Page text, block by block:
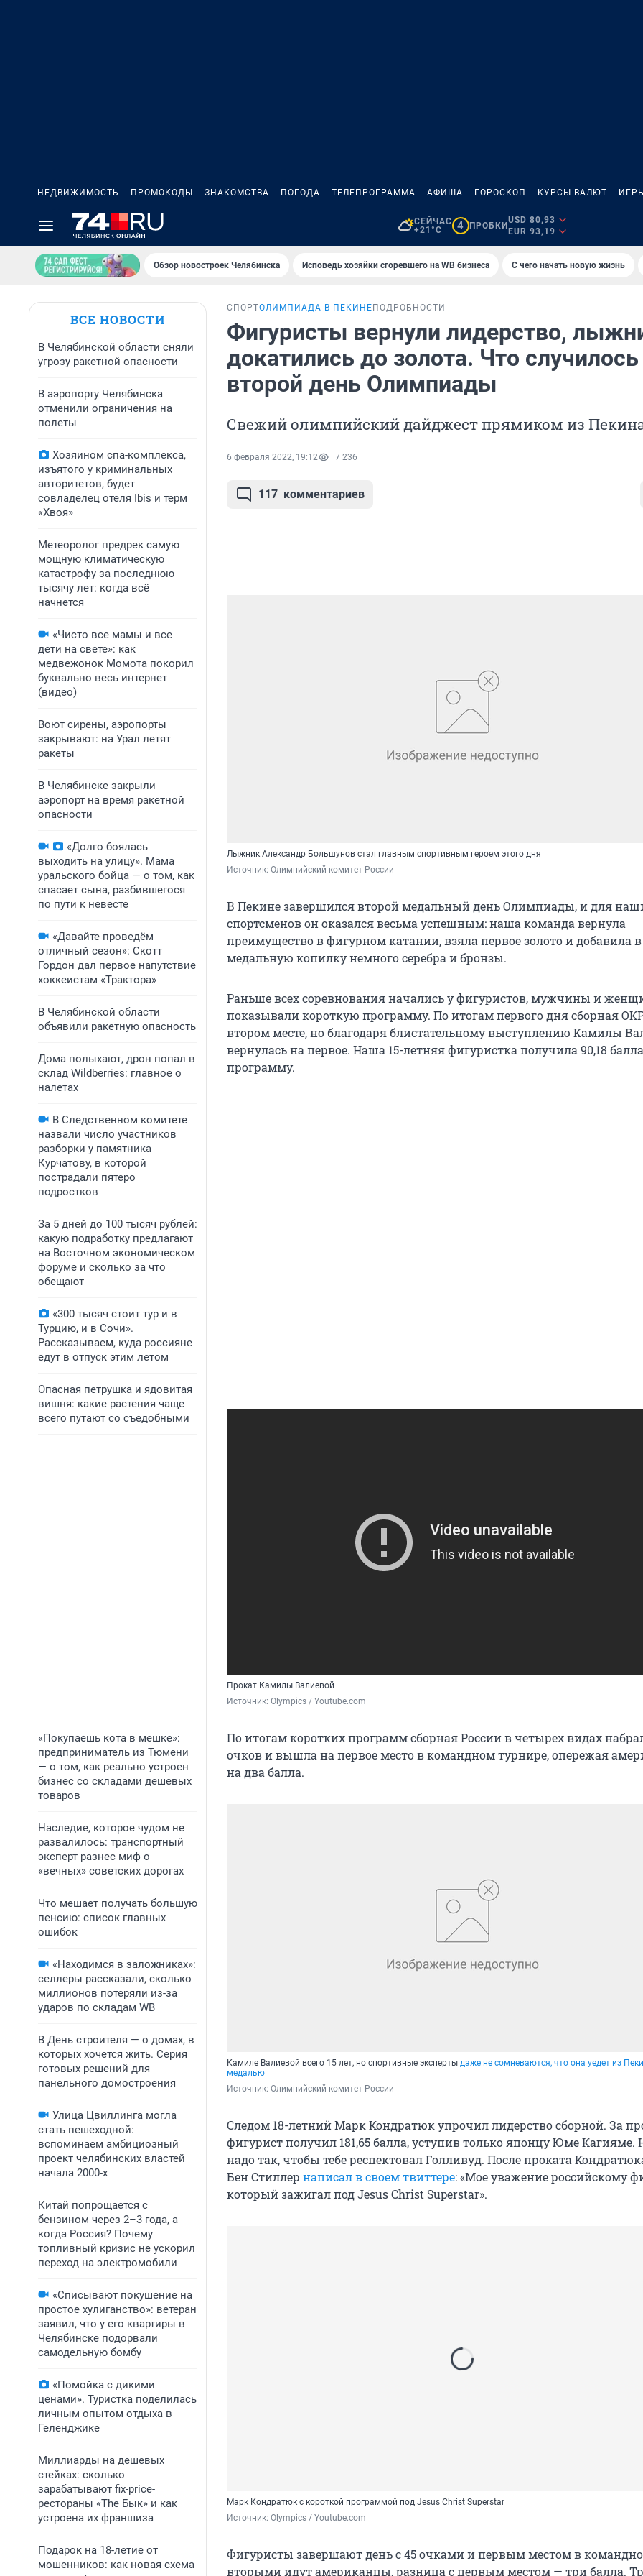
НЕДВИЖИМОСТЬ ПРОМОКОДЫ ЗНАКОМСТВА ПОГОДА ТЕЛЕПРОГРАММА АФИША ГОРОСКОП КУРСЫ ВАЛЮТ ИГРЫ
СЕЙЧАС
+21°C
4 ПРОБКИ
USD 80,93
EUR 93,19
Обзор новостроек Челябинска Исповедь хозяйки сгоревшего на WB бизнеса С чего начать новую жизнь
ВСЕ НОВОСТИ
В Челябинской области сняли
угрозу ракетной опасности
В аэропорту Челябинска
отменили ограничения на
полеты
Хозяином спа-комплекса,
изъятого у криминальных
авторитетов, будет
совладелец отеля Ibis и терм
«Хвоя»
Метеоролог предрек самую
мощную климатическую
катастрофу за последнюю
тысячу лет: когда всё
начнется
«Чисто все мамы и все
дети на свете»: как
медвежонок Момота покорил
буквально весь интернет
(видео)
Воют сирены, аэропорты
закрывают: на Урал летят
ракеты
В Челябинске закрыли
аэропорт на время ракетной
опасности
«Долго боялась
выходить на улицу». Мама
уральского бойца — о том, как
спасает сына, разбившегося
по пути к невесте
«Давайте проведём
отличный сезон»: Скотт
Гордон дал первое напутствие
хоккеистам «Трактора»
В Челябинской области
объявили ракетную опасность
Дома полыхают, дрон попал в
склад Wildberries: главное о
налетах
В Следственном комитете
назвали число участников
разборки у памятника
Курчатову, в которой
пострадали пятеро
подростков
За 5 дней до 100 тысяч рублей:
какую подработку предлагают
на Восточном экономическом
форуме и сколько за что
обещают
«300 тысяч стоит тур и в
Турцию, и в Сочи».
Рассказываем, куда россияне
едут в отпуск этим летом
Опасная петрушка и ядовитая
вишня: какие растения чаще
всего путают со съедобными
«Покупаешь кота в мешке»:
предприниматель из Тюмени
— о том, как реально устроен
бизнес со складами дешевых
товаров
Наследие, которое чудом не
развалилось: транспортный
эксперт разнес миф о
«вечных» советских дорогах
Что мешает получать большую
пенсию: список главных
ошибок
«Находимся в заложниках»:
селлеры рассказали, сколько
миллионов потеряли из-за
ударов по складам WB
В День строителя — о домах, в
которых хочется жить. Серия
готовых решений для
панельного домостроения
Улица Цвиллинга могла
стать пешеходной:
вспоминаем амбициозный
проект челябинских властей
начала 2000-х
Китай попрощается с
бензином через 2–3 года, а
когда Россия? Почему
топливный кризис не ускорил
переход на электромобили
«Списывают покушение на
простое хулиганство»: ветеран
заявил, что у его квартиры в
Челябинске подорвали
самодельную бомбу
«Помойка с дикими
ценами». Туристка поделилась
личным опытом отдыха в
Геленджике
Миллиарды на дешевых
стейках: сколько
зарабатывают fix-price-
рестораны «The Бык» и как
устроена их франшиза
Подарок на 18-летие от
мошенников: как новая схема
СПОРТОЛИМПИАДА В ПЕКИНЕ ПОДРОБНОСТИ
Фигуристы вернули лидерство,
докатились до золота. Что
второй день Олимпиады
Свежий олимпийский дайджест прямиком из
6 февраля 2022, 19:12 7 236
117 комментариев
Лыжник Александр Большунов стал главным спортивным героем этого дня
Источник: Олимпийский комитет России
В Пекине завершился второй медальный день Олимпиады, и для
спортсменов он оказался весьма успешным: наша команда вернула
преимущество в фигурном катании, взяла первое золото и добавила в
медальную копилку немного серебра и бронзы.
Раньше всех соревнования начались у фигуристов, мужчины и
показывали короткую программу. По итогам первого дня сборная
втором месте, но благодаря блистательному выступлению Камилы
вернулась на первое. Наша 15-летняя фигуристка получила 90,18
программу.
Прокат Камилы Валиевой
Источник: Olympics / Youtube.com
По итогам коротких программ сборная России в четырех видах
очков и вышла на первое место в командном турнире, опережая
на два балла.
Камиле Валиевой всего 15 лет, но спортивные эксперты даже не сомневаются, что она уедет из
медалью
Источник: Олимпийский комитет России
Следом 18-летний Марк Кондратюк упрочил лидерство сборной. За
фигурист получил 181,65 балла, уступив только японцу Юме Кагияме.
надо так, чтобы тебе респектовал Голливуд. После проката
Бен Стиллер написал в своем твиттере: «Мое уважение российскому
который зажигал под Jesus Christ Superstar».
Марк Кондратюк с короткой программой под Jesus Christ Superstar
Источник: Olympics / Youtube.com
Фигуристы завершают день с 45 очками и первым местом в
вторыми идут американцы, разница с первым местом — три балла.